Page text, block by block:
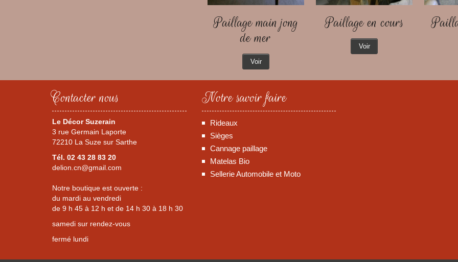
Paillage main jong
de mer
Voir
Paillage en cours
Voir
Contacter nous
Le Décor Suzerain
3 rue Germain Laporte
72210 La Suze sur Sarthe
Tél. 02 43 28 83 20
delion.cn@gmail.com
Notre boutique est ouverte :
du mardi au vendredi
de 9 h 45 à 12 h et de 14 h 30 à 18 h 30
samedi sur rendez-vous
fermé lundi
Notre savoir faire
Rideaux
Sièges
Cannage paillage
Matelas Bio
Sellerie Automobile et Moto